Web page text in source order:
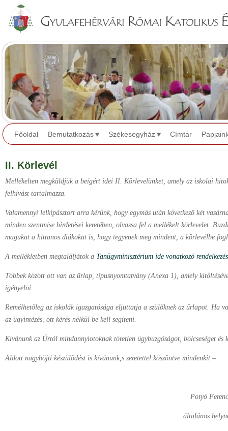
Főoldal Bemutatkozás Székesegyház Címtár
II. Körlevél
Mellékelten megküldjük a beígért idei II. Körlevelünket, amely az iskolai
felhívást tartalmazza.
Valamennyi lelkipásztort arra kérünk, hogy egymás után következő két
minden szentmise hirdetései keretében, olvassa fel a mellékelt körlevelet.
magukat a hittanos diákokat is, hogy tegyenek meg mindent, a körlevélbe
A mellékletben megtaláljátok a Tanügyminisztérium ide vonatkozó
Többek között ott van az űrlap, típusnyomtatvány (Anexa 1), amely
igényelni.
Remélhetőleg az iskolák igazgatósága eljuttatja a szülőknek az űrlapot. Ha
az ügyintézés, ott kérés nélkül be kell segíteni.
Kivánunk az Úrtól mindannyiotoknak töretlen ügybuzgóságot, bölcseséget és
Áldott nagyböjti készülődést is kívánunk,s zeretettel köszöntve mindenkit –
Potyó Ferenc
általános